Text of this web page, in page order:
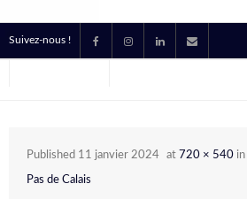
Suivez-nous !
Prestataire Technique Événementiel
Published 11 janvier 2024 at 720 × 540 in
Pas de Calais